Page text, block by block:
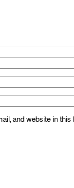
and website in